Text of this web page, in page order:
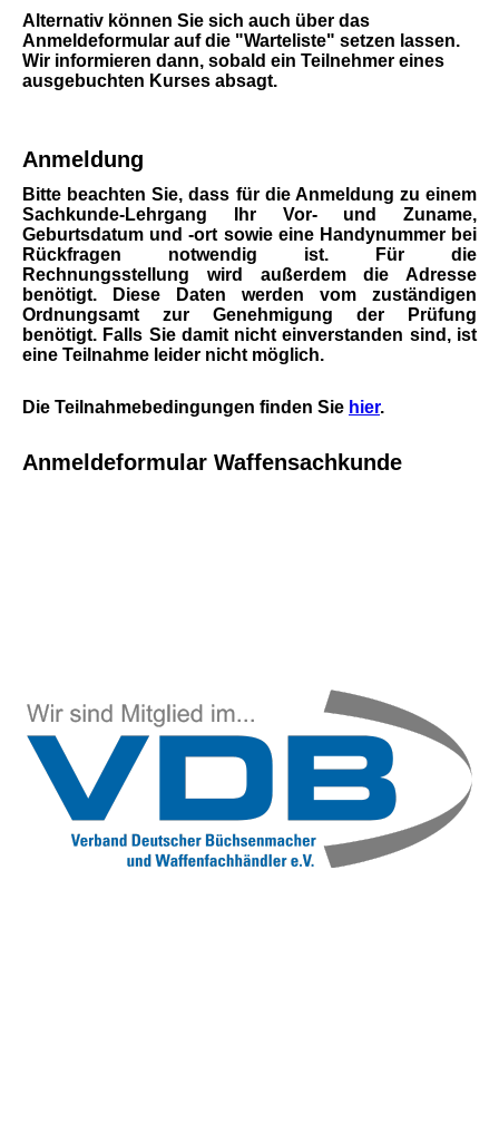
Alternativ können Sie sich auch über das
Anmeldeformular auf die "Warteliste" setzen lassen.
Wir informieren dann, sobald ein Teilnehmer eines
ausgebuchten Kurses absagt.
Anmeldung
Bitte beachten Sie, dass für die Anmeldung zu einem
Sachkunde-Lehrgang Ihr Vor- und Zuname,
Geburtsdatum und -ort sowie eine Handynummer bei
Rückfragen notwendig ist. Für die
Rechnungsstellung wird außerdem die Adresse
benötigt. Diese Daten werden vom zuständigen
Ordnungsamt zur Genehmigung der Prüfung
benötigt. Falls Sie damit nicht einverstanden sind, ist
eine Teilnahme leider nicht möglich.
Die Teilnahmebedingungen finden Sie hier.
Anmeldeformular Waffensachkunde